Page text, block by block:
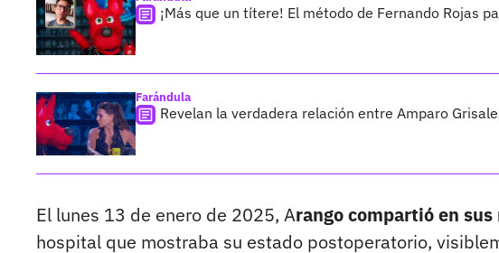
¡Más que un títere! El método de Fernando Rojas
Farándula
Revelan la verdadera relación entre Amparo
El lunes 13 de enero de 2025, Arango compartió en
hospital que mostraba su estado postoperatorio,